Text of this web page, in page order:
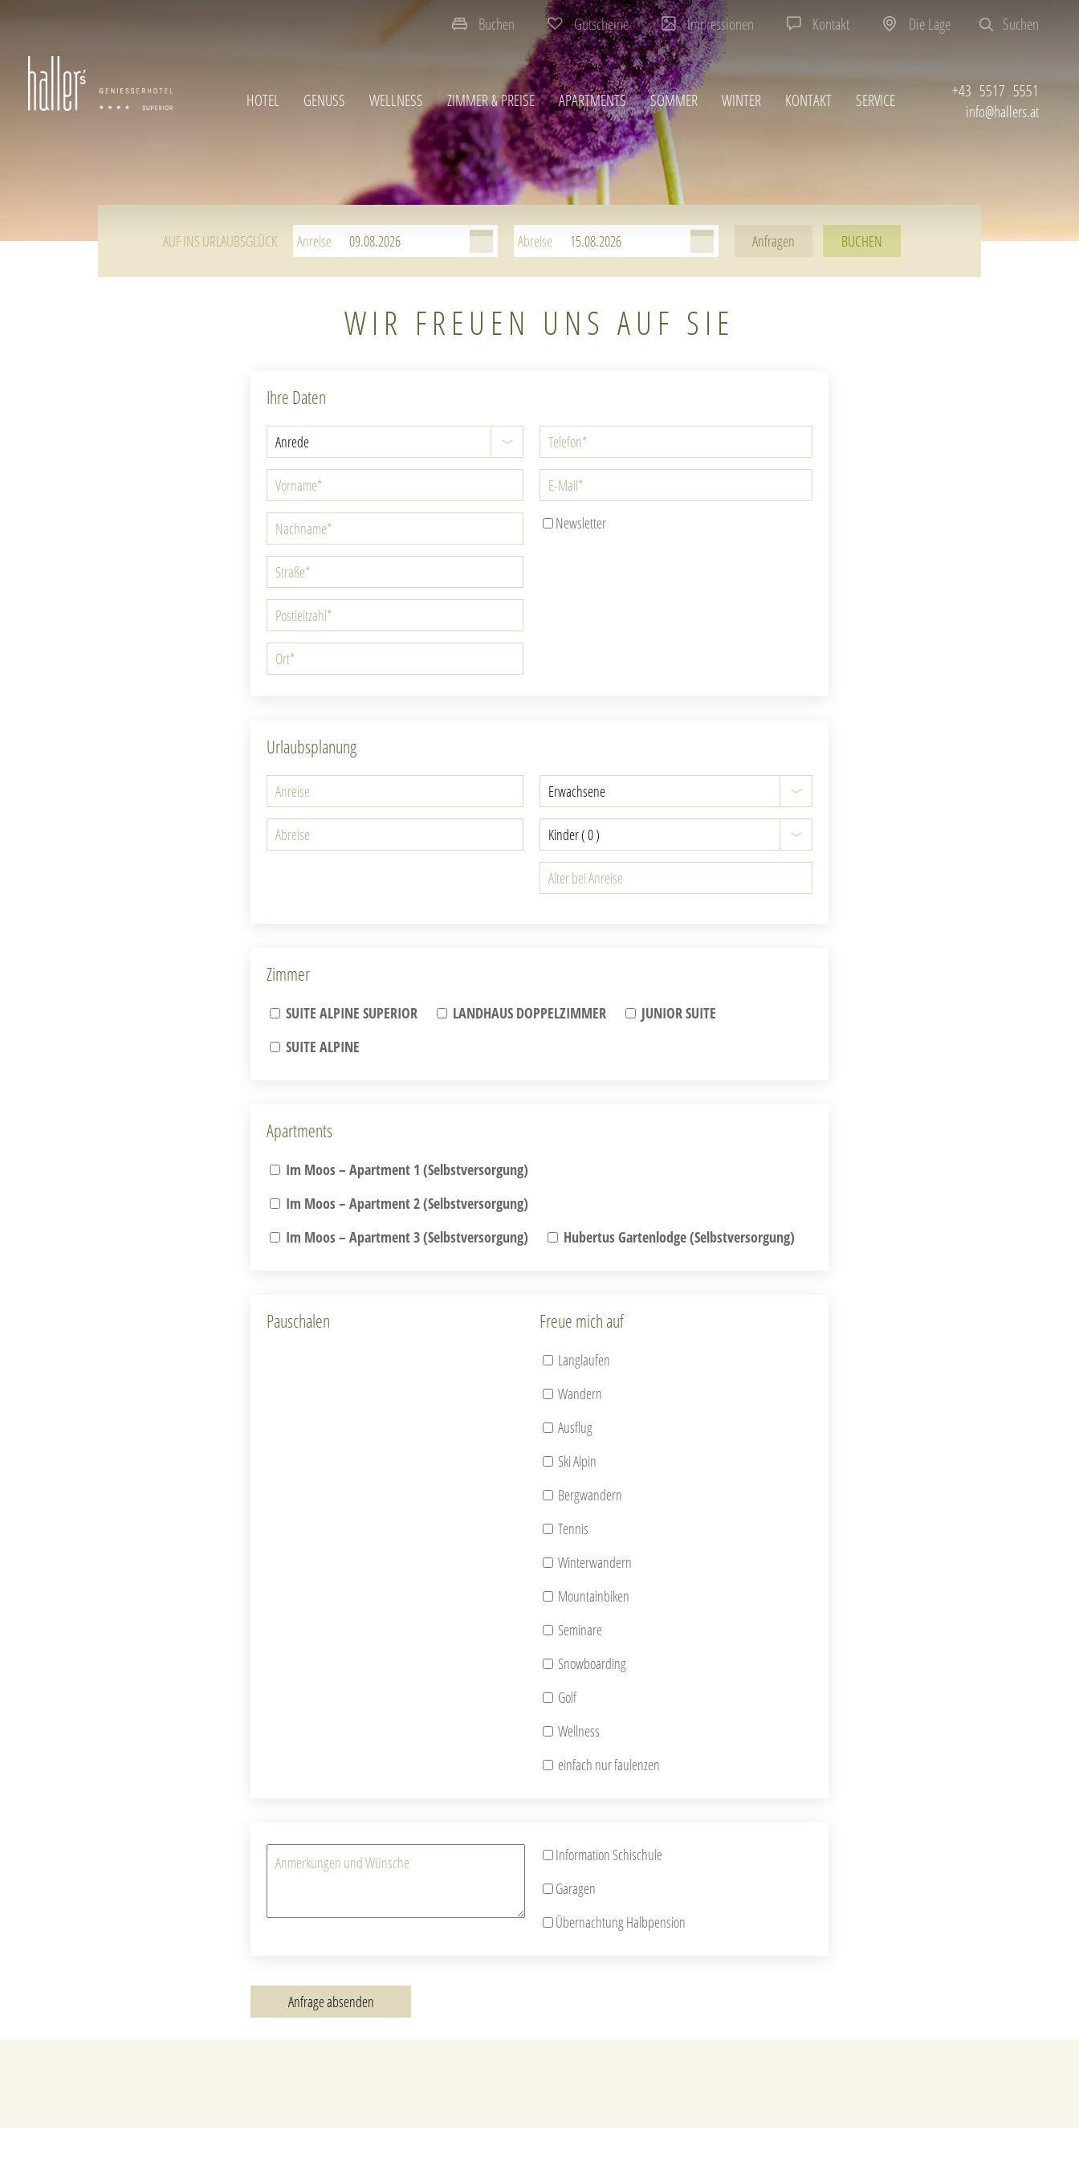
Buchen Gutscheine Impressionen Kontakt Die Lage Suchen
HOTEL GENUSS WELLNESS ZIMMER & PREISE APARTMENTS SOMMER WINTER KONTAKT SERVICE
+43 5517 5551
info@hallers.at
AUF INS URLAUBSGLÜCK Anreise Abreise BUCHEN
WIR FREUEN UNS AUF SIE
Ihre Daten
Newsletter
Urlaubsplanung
Zimmer
SUITE ALPINE SUPERIOR LANDHAUS DOPPELZIMMER
JUNIOR SUITE
SUITE ALPINE
Apartments
Im Moos – Apartment 1 (Selbstversorgung)
Im Moos – Apartment 2 (Selbstversorgung)
Im Moos – Apartment 3 (Selbstversorgung)
Hubertus Gartenlodge (Selbstversorgung)
Pauschalen Freue mich auf
Langlaufen
Wandern
Ausflug
Ski Alpin
Bergwandern
Tennis
Winterwandern
Mountainbiken
Seminare
Snowboarding
Golf
Wellness
einfach nur faulenzen
Information Schischule
Garagen
Übernachtung Halbpension